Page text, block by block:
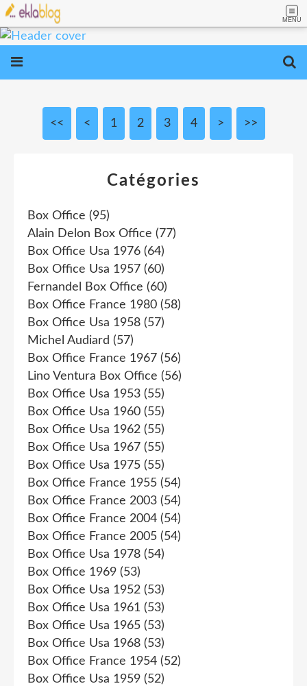
MENU
<< < 1 2 3 4 > >>
Catégories
Box Office (95)
Alain Delon Box Office (77)
Box Office Usa 1976 (64)
Box Office Usa 1957 (60)
Fernandel Box Office (60)
Box Office France 1980 (58)
Box Office Usa 1958 (57)
Michel Audiard (57)
Box Office France 1967 (56)
Lino Ventura Box Office (56)
Box Office Usa 1953 (55)
Box Office Usa 1960 (55)
Box Office Usa 1962 (55)
Box Office Usa 1967 (55)
Box Office Usa 1975 (55)
Box Office France 1955 (54)
Box Office France 2003 (54)
Box Office France 2004 (54)
Box Office France 2005 (54)
Box Office Usa 1978 (54)
Box Office 1969 (53)
Box Office Usa 1952 (53)
Box Office Usa 1961 (53)
Box Office Usa 1965 (53)
Box Office Usa 1968 (53)
Box Office France 1954 (52)
Box Office Usa 1959 (52)